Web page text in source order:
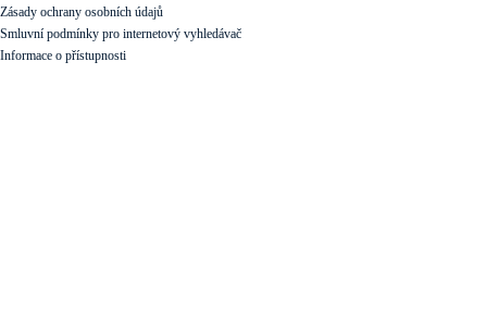
Zásady ochrany osobních údajů
Smluvní podmínky pro internetový vyhledávač
Informace o přístupnosti